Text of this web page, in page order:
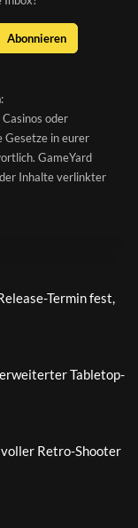
Abonnieren
:
oder
Gesetze in eurer
GameYard
Inhalte verlinkter
Termin fest,
Tabletop-
Retro-Shooter